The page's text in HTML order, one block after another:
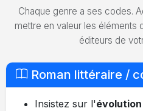
Chaque genre a ses codes.
mettre en valeur les éléments
éditeurs de
Roman littéraire /
Insistez sur l'